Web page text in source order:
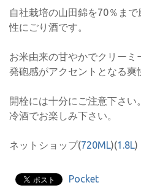
自社栽培の山田錦を70％ま
性にごり酒です。
お米由来の甘やかでクリーミ
発砲感がアクセントとなる爽
開栓には十分にご注意下さい。
冷酒でお楽しみ下さい。
ネットショップ(720ML)(1.8L)
Pocket